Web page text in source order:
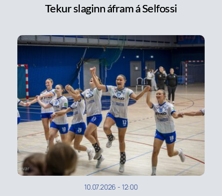
Tekur slaginn áfram á Selfossi
10.07.2026 - 12:00